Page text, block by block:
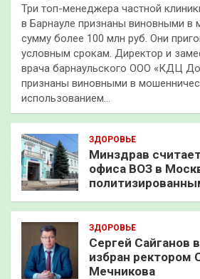
Три топ-менеджера частной
в Барнауле признаны виновными в
сумму более 100 млн руб. Они
условным срокам. Директор и
врача барнаульского ООО «КДЦ
признаны виновными в
использованием…
ЗДОРОВЬЕ
Минздрав
офиса ВОЗ в
ЗДОРОВЬЕ
Сергей Сайганов
избран ректором
Мечникова